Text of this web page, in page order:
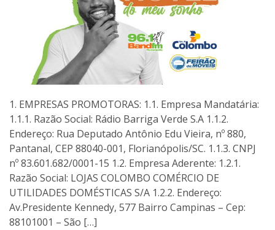
1. EMPRESAS PROMOTORAS: 1.1. Empresa Mandatária:
1.1.1. Razão Social: Rádio Barriga Verde S.A 1.1.2.
Endereço: Rua Deputado Antônio Edu Vieira, nº 880,
Pantanal, CEP 88040-001, Florianópolis/SC. 1.1.3. CNPJ
nº 83.601.682/0001-15 1.2. Empresa Aderente: 1.2.1.
Razão Social: LOJAS COLOMBO COMÉRCIO DE
UTILIDADES DOMÉSTICAS S/A 1.2.2. Endereço:
Av.Presidente Kennedy, 577 Bairro Campinas – Cep:
88101001 – São […]